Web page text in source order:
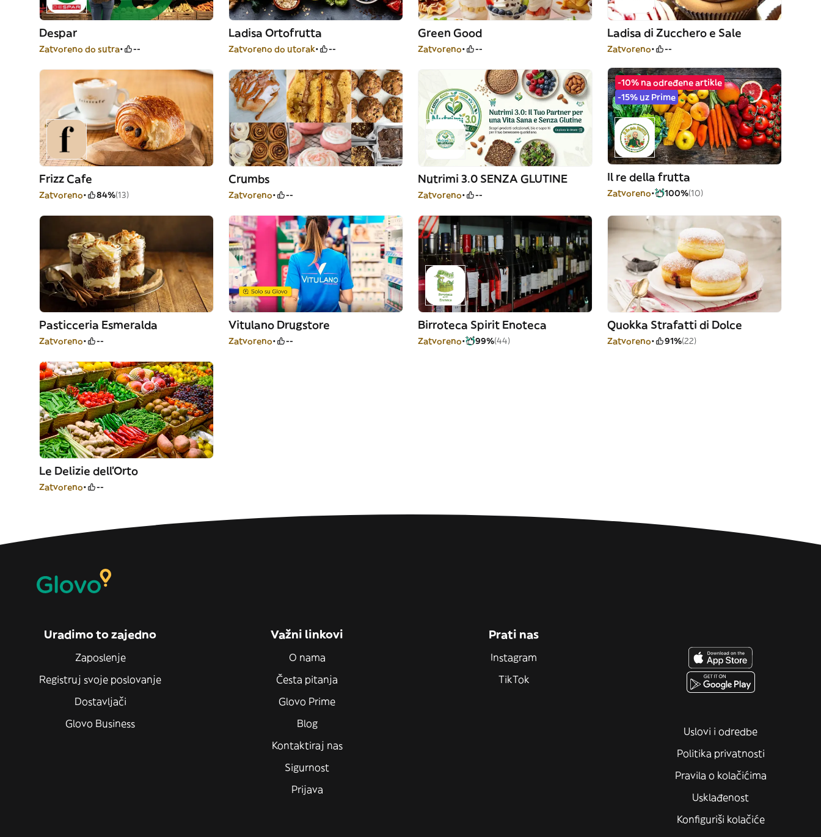
Despar
Zatvoreno do sutra --
Ladisa Ortofrutta
Zatvoreno do utorak --
Green Good
Zatvoreno --
Ladisa di Zucchero e Sale
Zatvoreno --
Frizz Cafe
Zatvoreno 84%(13)
Crumbs
Zatvoreno --
Nutrimi 3.0 SENZA GLUTINE
Zatvoreno --
-10% na određene artikle
-15% uz Prime
Il re della frutta
Zatvoreno 100%(10)
Pasticceria Esmeralda
Zatvoreno --
Vitulano Drugstore
Zatvoreno --
Birroteca Spirit Enoteca
Zatvoreno 99%(44)
Quokka Strafatti di Dolce
Zatvoreno 91%(22)
Le Delizie dell’Orto
Zatvoreno --
Uradimo to zajedno
Zaposlenje
Registruj svoje poslovanje
Dostavljači
Glovo Business
Važni linkovi
O nama
Česta pitanja
Glovo Prime
Blog
Kontaktiraj nas
Sigurnost
Prijava
Prati nas
Instagram
TikTok
Uslovi i odredbe
Politika privatnosti
Pravila o kolačićima
Usklađenost
Konfiguriši kolačiće